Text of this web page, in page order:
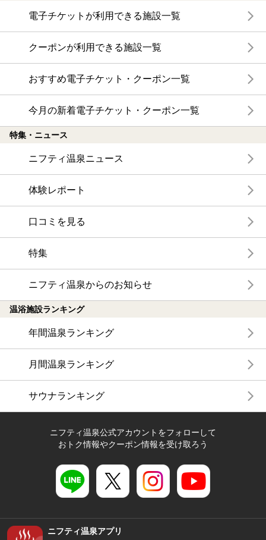
電子チケットが利用できる施設一覧
クーポンが利用できる施設一覧
おすすめ電子チケット・クーポン一覧
今月の新着電子チケット・クーポン一覧
特集・ニュース
ニフティ温泉ニュース
体験レポート
口コミを見る
特集
ニフティ温泉からのお知らせ
温浴施設ランキング
年間温泉ランキング
月間温泉ランキング
サウナランキング
ニフティ温泉公式アカウントをフォローして
おトク情報やクーポン情報を受け取ろう
ニフティ温泉アプリ